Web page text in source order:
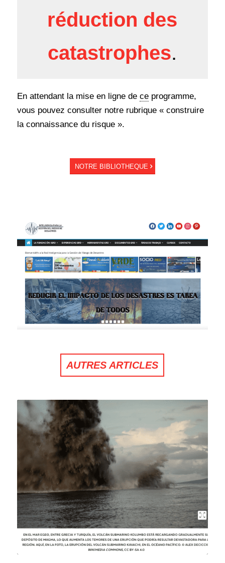
réduction des
catastrophes.
En attendant la mise en ligne de ceprogramme,
vous pouvez consulter notre rubrique « construire
la connaissance du risque ».
NOTRE BIBLIOTHEQUE
AUTRES ARTICLES